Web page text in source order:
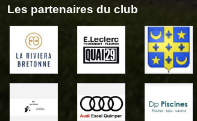
Les partenaires du club